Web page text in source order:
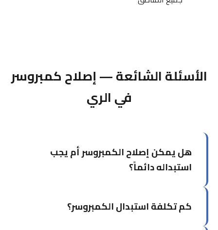
الأسئلة الشائعة — إصلاح كمبروسر
في الري
هل يمكن إصلاح الكمبروسر أم يجب
استبداله دائماً؟
دارة الحماية يمكن إصلاحها. لكن إذا كان الكمبروسر
كم تكلفة استبدال الكمبروسر؟